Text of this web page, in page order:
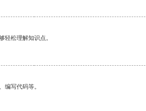
松理解知识点。
编写代码等。